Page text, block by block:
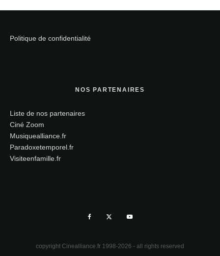
Politique de confidentialité
NOS PARTENAIRES
Liste de nos partenaires
Ciné Zoom
Musiquealliance.fr
Paradoxetemporel.fr
Visiteenfamille.fr
copyright Cinealliance.fr 1998-2026 - all rights reserved